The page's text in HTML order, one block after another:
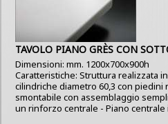
TAVOLO PIANO GRÈS CON
Dimensioni: mm. 1200x700x900h
Caratteristiche: Struttura realizzata
cilindriche diametro 60,3 con piedini
smontabile con assemblaggio
un rinforzo centrale - Piano centrale